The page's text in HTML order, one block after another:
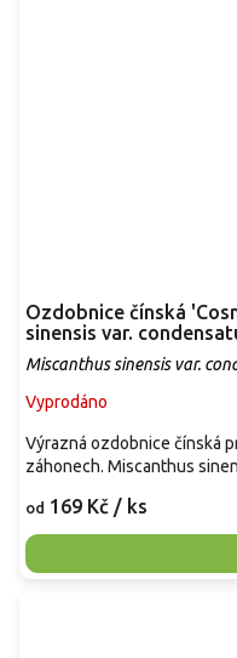
Ozdobnice čínská
sinensis var.
Miscanthus sinensis var.
Vyprodáno
od 169 Kč / ks
Výrazná ozdobnice čínská
záhonech. Miscanthus